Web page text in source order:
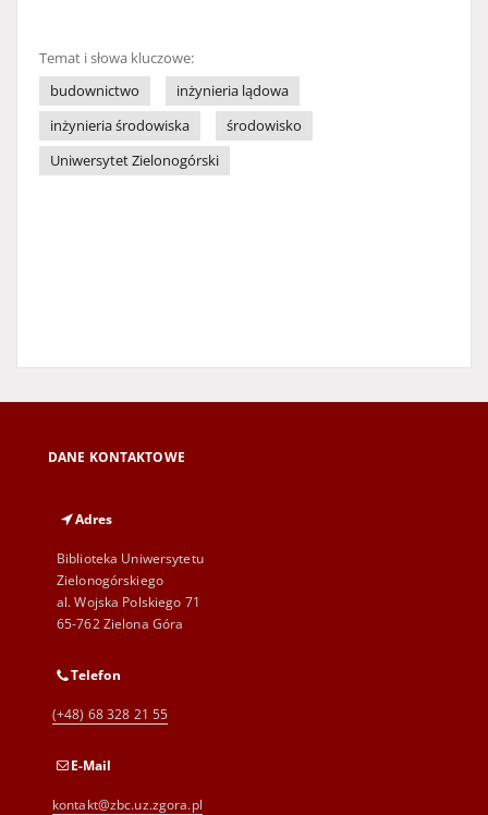
Temat i słowa kluczowe:
budownictwo
inżynieria lądowa
inżynieria środowiska
środowisko
Uniwersytet Zielonogórski
DANE KONTAKTOWE
Adres
Biblioteka Uniwersytetu
Zielonogórskiego
al. Wojska Polskiego 71
65-762 Zielona Góra
Telefon
(+48) 68 328 21 55
E-Mail
kontakt@zbc.uz.zgora.pl